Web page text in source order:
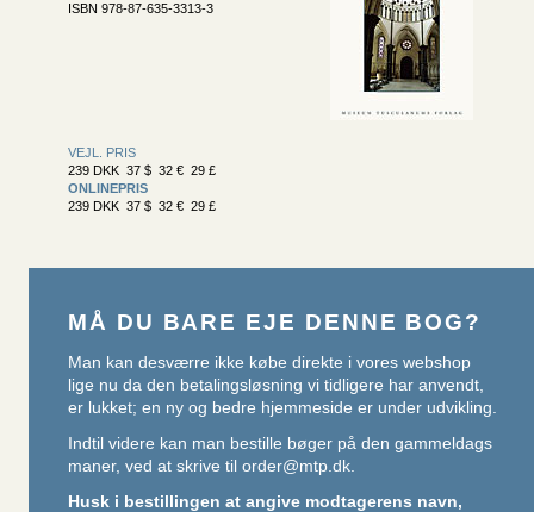
ISBN 978-87-635-3313-3
VEJL. PRIS
239 DKK 37 $ 32 € 29 £
ONLINEPRIS
239 DKK 37 $ 32 € 29 £
MÅ DU BARE EJE DENNE BOG?
Man kan desværre ikke købe direkte i vores webshop
lige nu da den betalingsløsning vi tidligere har anvendt,
er lukket; en ny og bedre hjemmeside er under udvikling.
Indtil videre kan man bestille bøger på den gammeldags
maner, ved at skrive til order@mtp.dk.
Husk i bestillingen at angive modtagerens navn,